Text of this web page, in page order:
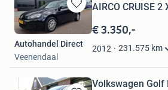
Bewaren
in
Mijn
Favorieten
AIRCO CRUISE 2
€ 3.350,-
2012 231.575 km
Autohandel Direct
Veenendaal
Volkswagen Golf